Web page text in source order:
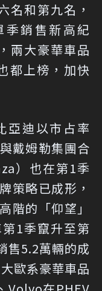
名和第九名，
銷售新高紀
兩大豪華車品
都上榜，加快
亞迪以市占率
戴姆勒集團合
）也在第1季
策略已成形，
階的「仰望」
1季竄升至第
售5.2萬輛的成
歐系豪華車品